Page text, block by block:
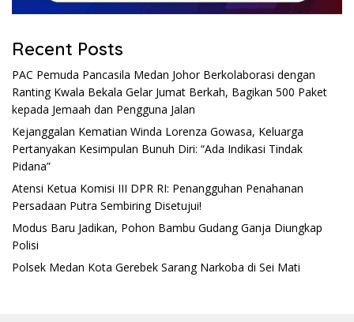
Recent Posts
PAC Pemuda Pancasila Medan Johor Berkolaborasi dengan
Ranting Kwala Bekala Gelar Jumat Berkah, Bagikan 500 Paket
kepada Jemaah dan Pengguna Jalan
Kejanggalan Kematian Winda Lorenza Gowasa, Keluarga
Pertanyakan Kesimpulan Bunuh Diri: “Ada Indikasi Tindak
Pidana”
Atensi Ketua Komisi III DPR RI: Penangguhan Penahanan
Persadaan Putra Sembiring Disetujui!
Modus Baru Jadikan, Pohon Bambu Gudang Ganja Diungkap
Polisi
Polsek Medan Kota Gerebek Sarang Narkoba di Sei Mati